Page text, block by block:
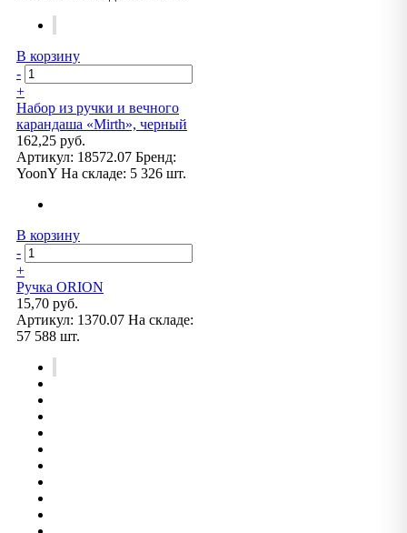
В корзину
-
+
Набор из ручки и вечного
карандаша «Mirth», черный
162,25 руб.
Артикул: 18572.07 Бренд:
YoonY На складе: 5 326 шт.
В корзину
-
+
Ручка ORION
15,70 руб.
Артикул: 1370.07 На складе:
57 588 шт.